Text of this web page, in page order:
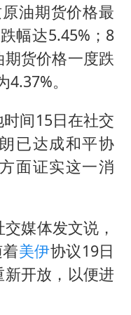
油期货价格最
幅达5.45%；8
货价格一度跌
。
间15日在社交
已达成和平协
面证实这一消
媒体发文说，
美伊协议19日
开放，以便进